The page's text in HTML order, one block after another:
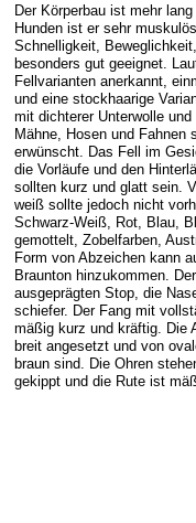
Der Körperbau ist mehr
Hunden ist er sehr
Schnelligkeit,
besonders gut geeignet.
Fellvarianten anerkannt,
und eine stockhaarige
mit dichterer Unterwolle und
Mähne, Hosen und Fahnen
erwünscht. Das Fell im
die Vorläufe und den
sollten kurz und glatt sein.
weiß sollte jedoch nicht
Schwarz-Weiß, Rot, Blau,
gemottelt, Zobelfarben,
Form von Abzeichen kann
Braunton hinzukommen.
ausgeprägten Stop, die
schiefer. Der Fang mit
mäßig kurz und kräftig. Die
breit angesetzt und von
braun sind. Die Ohren
gekippt und die Rute ist